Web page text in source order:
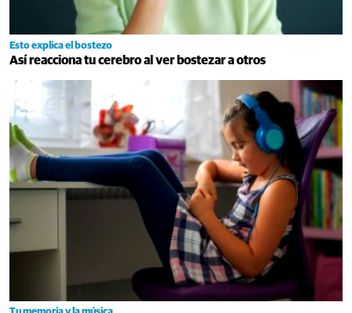
Esto explica el bostezo
Así reacciona tu cerebro al ver bostezar a otros